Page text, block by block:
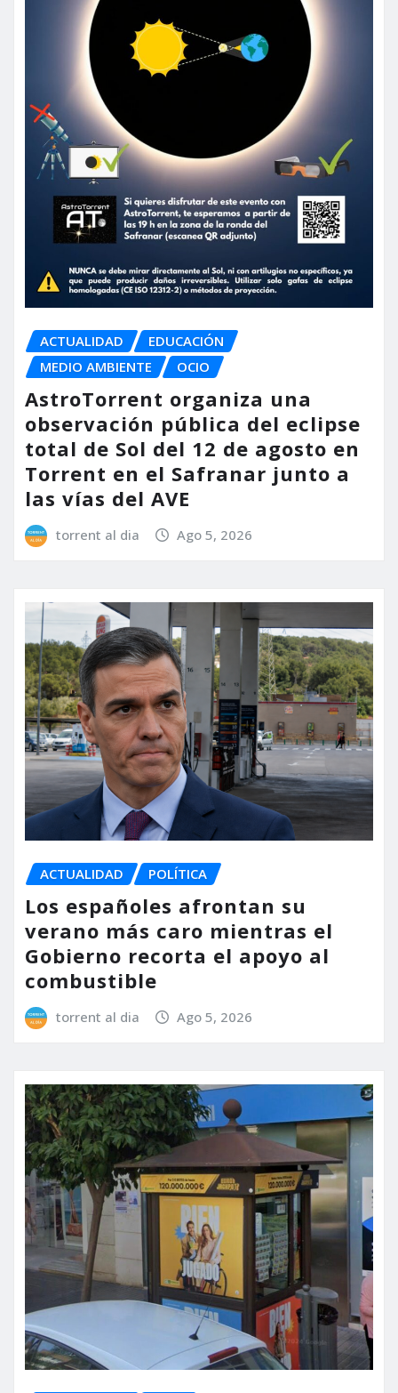
ACTUALIDAD
EDUCACIÓN
MEDIO AMBIENTE
OCIO
AstroTorrent organiza una
observación pública del eclipse
total de Sol del 12 de agosto en
Torrent en el Safranar junto a
las vías del AVE
torrent al dia Ago 5, 2026
ACTUALIDAD POLÍTICA
Los españoles afrontan su
verano más caro mientras el
Gobierno recorta el apoyo al
combustible
torrent al dia Ago 5, 2026